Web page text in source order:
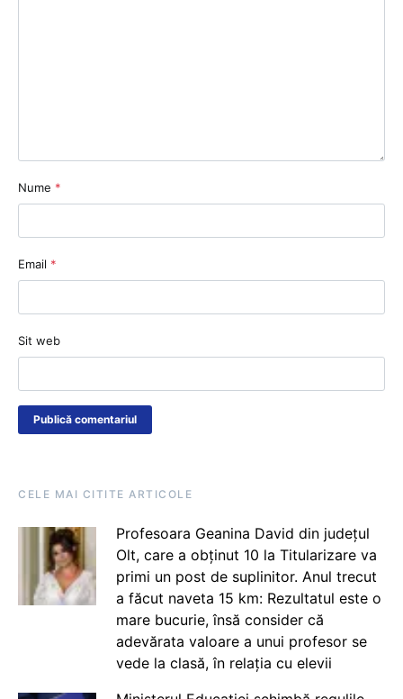
Nume *
Email *
Sit web
CELE MAI CITITE ARTICOLE
Profesoara Geanina David din județul
Olt, care a obținut 10 la Titularizare va
primi un post de suplinitor. Anul trecut
a făcut naveta 15 km: Rezultatul este o
mare bucurie, însă consider că
adevărata valoare a unui profesor se
vede la clasă, în relația cu elevii